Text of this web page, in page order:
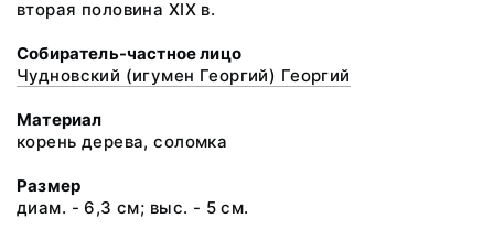
вторая половина XIX в.
Собиратель-частное лицо
Чудновский (игумен Георгий) Георгий
Материал
корень дерева, соломка
Размер
диам. - 6,3 см; выс. - 5 см.